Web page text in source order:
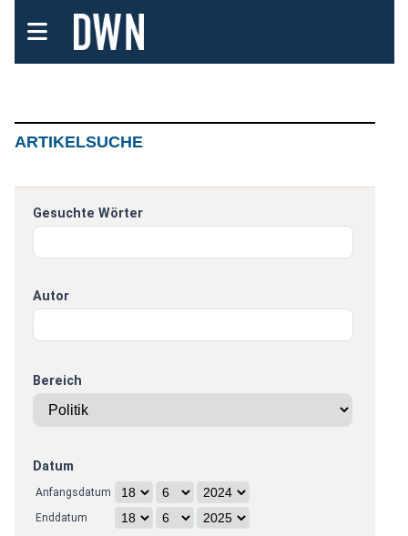
ARTIKELSUCHE
Gesuchte Wörter
Autor
Bereich
Datum
Anfangsdatum
Enddatum